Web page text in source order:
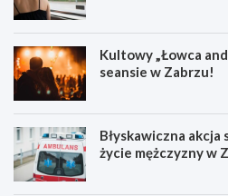
Kultowy „Łowca
seansie w Zabrzu!
Błyskawiczna
życie mężczyzny w